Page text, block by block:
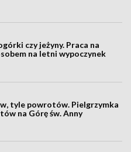
czy jeżyny. Praca na
na letni wypoczynek
tyle powrotów. Pielgrzymka
na Górę św. Anny